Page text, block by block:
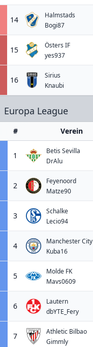
14
Halmstads
Bogi87
15
Östers IF
yes937
16
Sirius
Knaubi
Europa League
# Verein
1
Betis Sevilla
DrAlu
2
Feyenoord
Matze90
3
Schalke
Lecio94
4
Manchester City
Kuba16
5
Molde FK
Mavs0609
6
Lautern
dbYTE_Fery
7
Athletic Bilbao
Gimmly